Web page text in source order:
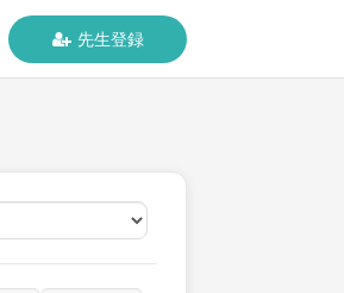
先生登録